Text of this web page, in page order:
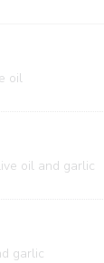
oil
oil and garlic
garlic